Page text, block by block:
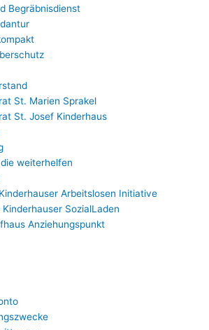
Begräbnisdienst
St. Marien Sprakel
St. Josef Kinderhaus
weiterhelfen
Arbeitslosen Initiative
Kinderhauser SozialLaden
Anziehungspunkt